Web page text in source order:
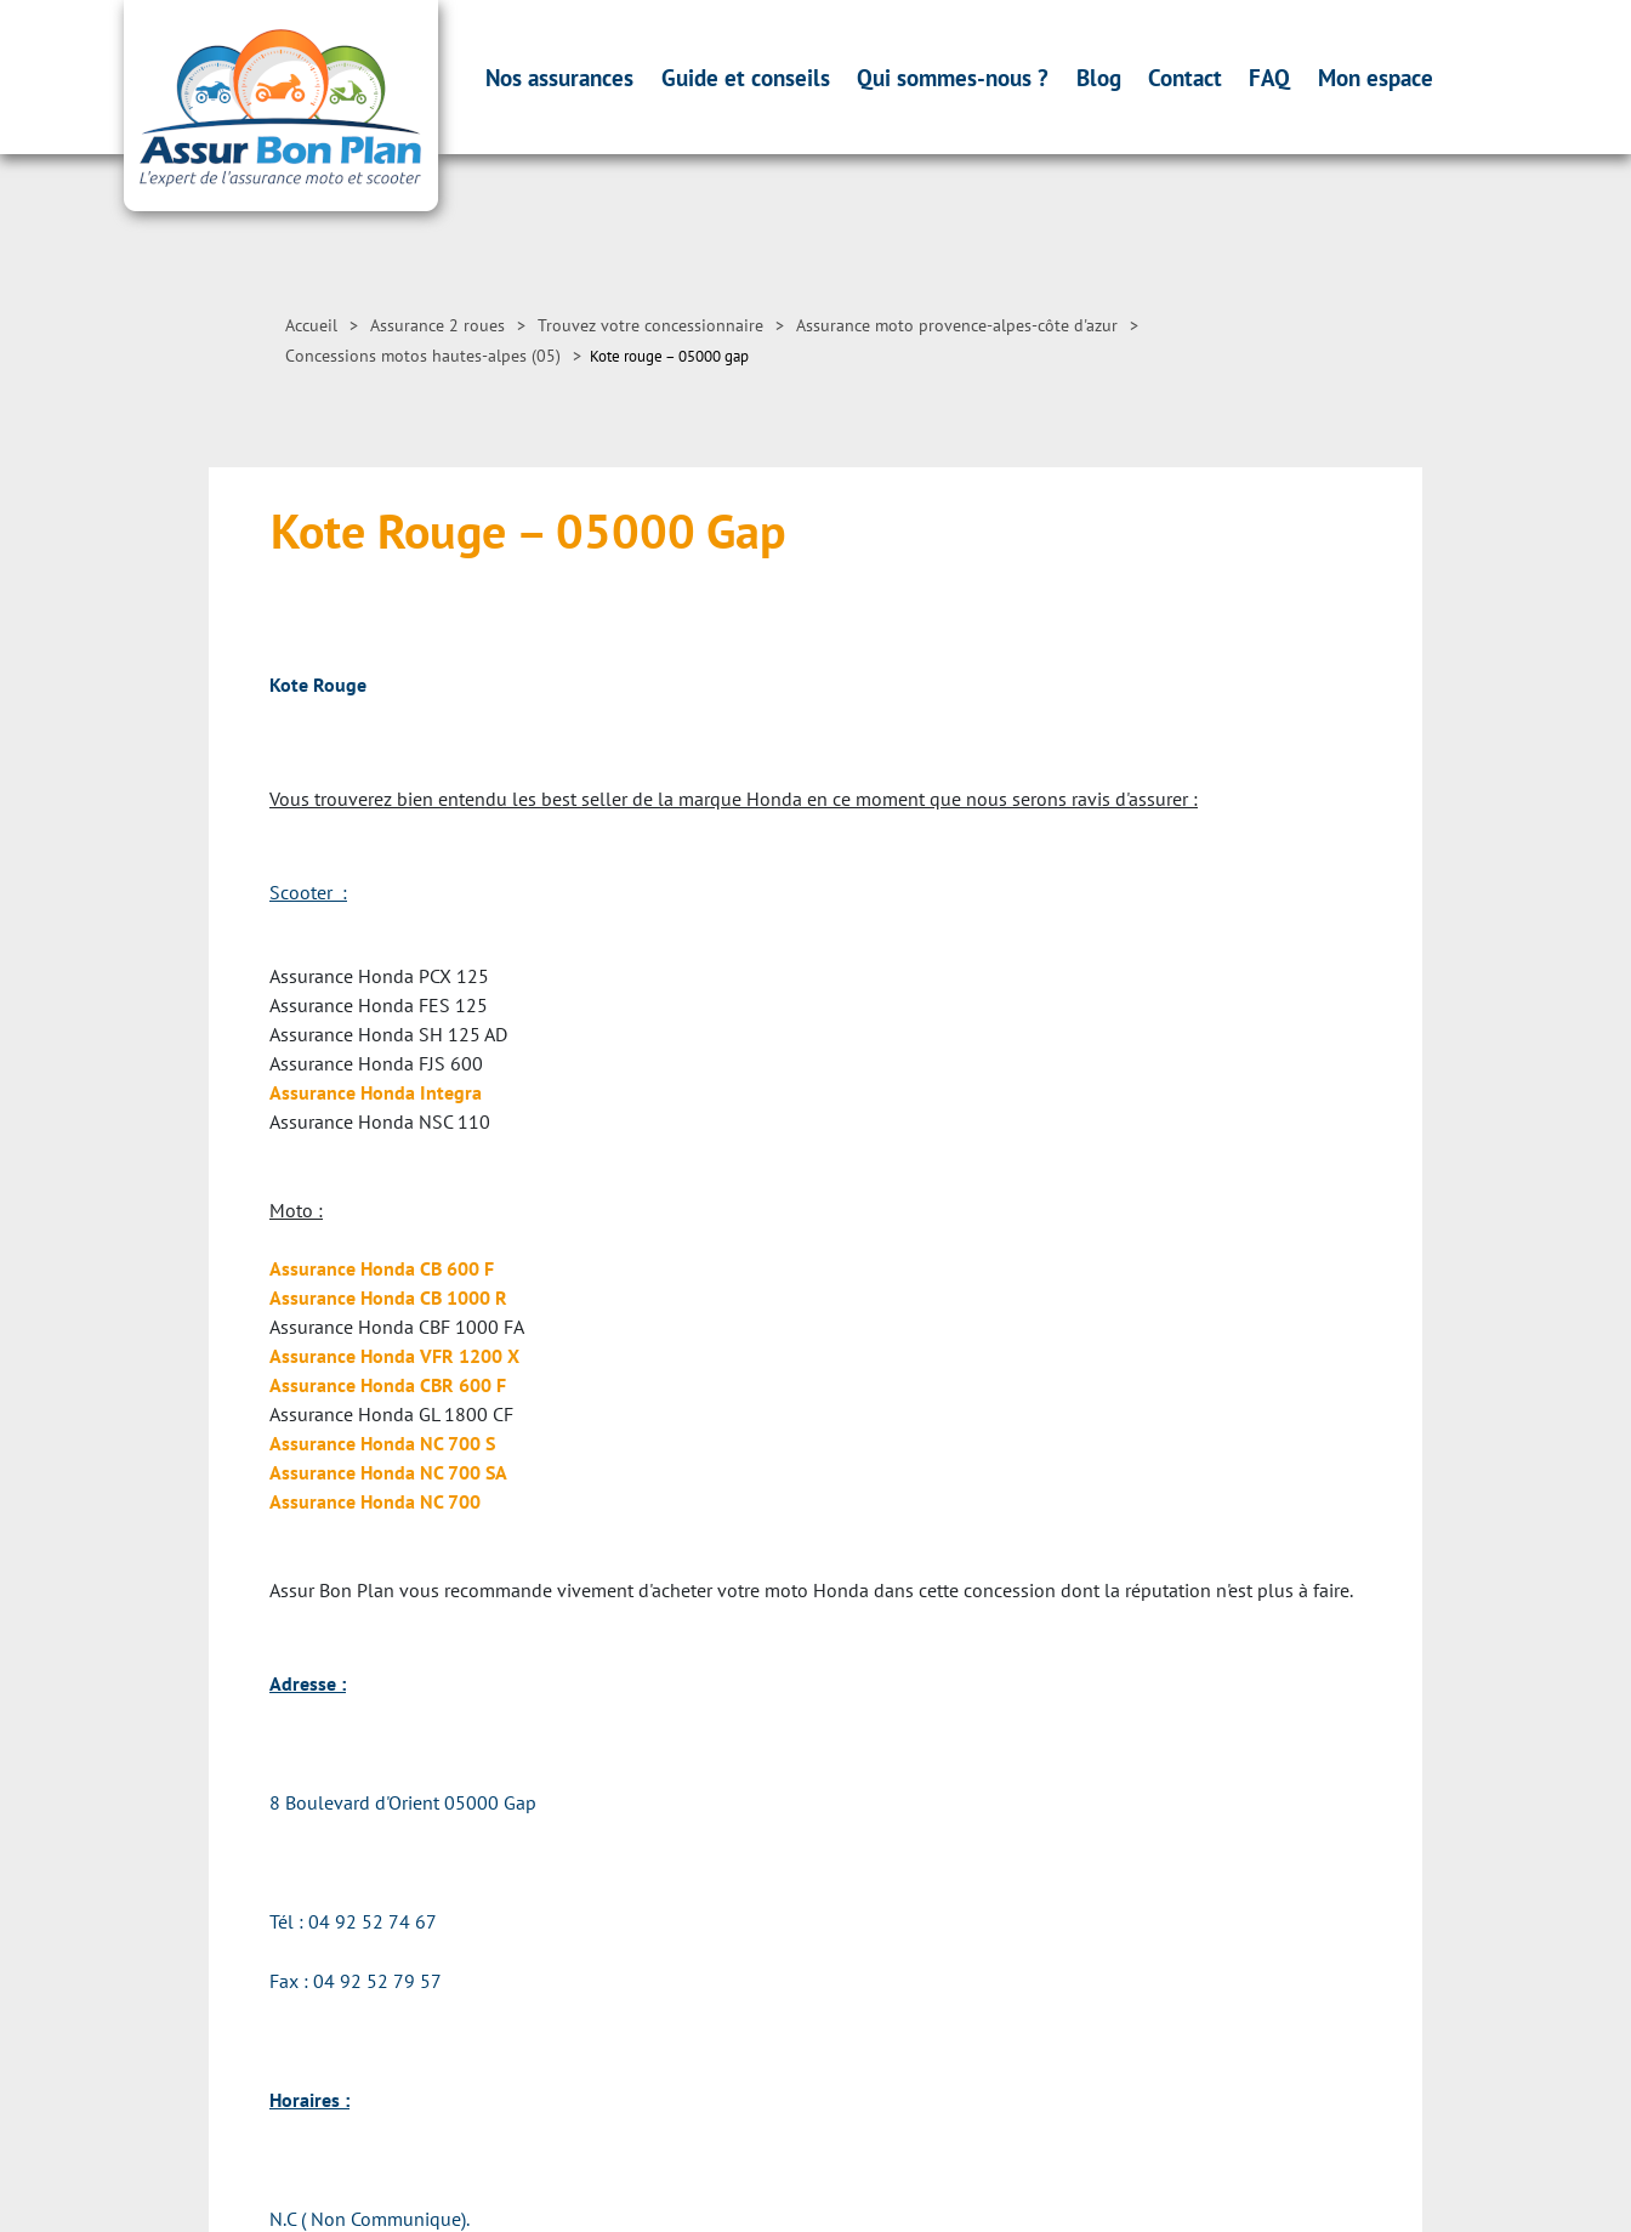
Nos assurances Guide et conseils Qui sommes-nous ? Blog Contact FAQ Mon espace
Accueil > Assurance 2 roues > Trouvez votre concessionnaire > Assurance moto provence-alpes-côte d'azur >
Concessions motos hautes-alpes (05)
> Kote rouge – 05000 gap
Kote Rouge – 05000 Gap
Kote Rouge
Vous trouverez bien entendu les best seller de la marque Honda en ce moment que nous serons ravis d'assurer :
Scooter :
Assurance Honda PCX 125
Assurance Honda FES 125
Assurance Honda SH 125 AD
Assurance Honda FJS 600
Assurance Honda Integra
Assurance Honda NSC 110
Moto :
Assurance Honda CB 600 F
Assurance Honda CB 1000 R
Assurance Honda CBF 1000 FA
Assurance Honda VFR 1200 X
Assurance Honda CBR 600 F
Assurance Honda GL 1800 CF
Assurance Honda NC 700 S
Assurance Honda NC 700 SA
Assurance Honda NC 700
Assur Bon Plan vous recommande vivement d'acheter votre moto Honda dans cette concession dont la réputation n'est plus à faire.
Adresse :
8 Boulevard d'Orient 05000 Gap
Tél : 04 92 52 74 67
Fax : 04 92 52 79 57
Horaires :
N.C ( Non Communique).